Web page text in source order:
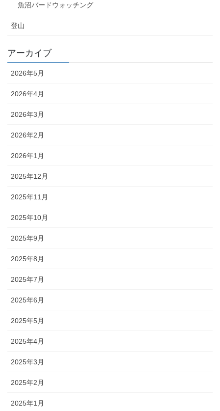
魚沼バードウォッチング
登山
アーカイブ
2026年5月
2026年4月
2026年3月
2026年2月
2026年1月
2025年12月
2025年11月
2025年10月
2025年9月
2025年8月
2025年7月
2025年6月
2025年5月
2025年4月
2025年3月
2025年2月
2025年1月